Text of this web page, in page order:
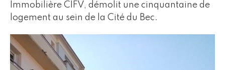
Immobilière CIFV, démolit une cinquantaine de
logement au sein de la Cité du Bec.